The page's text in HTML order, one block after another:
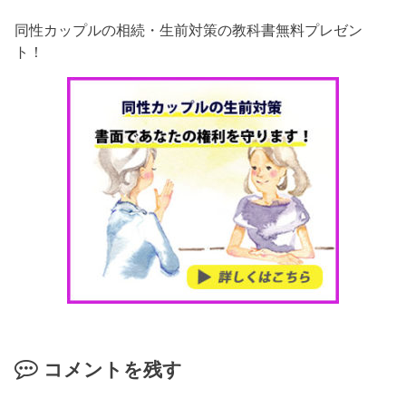
同性カップルの相続・生前対策の教科書無料プレゼン
ト！
コメントを残す